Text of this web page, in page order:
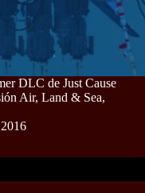
DLC de Just Cause
Air, Land & Sea,